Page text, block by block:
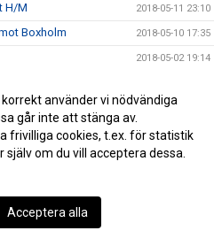
H/M 2018-05-11 23:10
Boxholm 2018-05-10 17:35
2018-05-02 19:14
2018-04-28 16:25
målformen sista veckan 2018-04-27 21:33
2018-04-27 20:57
maj
1-6
använder vi nödvändiga
går inte att stänga av.
frivilliga cookies, t.ex. för statistik
om du vill acceptera dessa.
Acceptera alla